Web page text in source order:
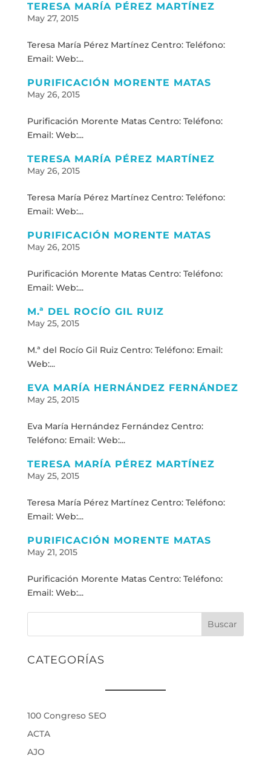
TERESA MARÍA PÉREZ MARTÍNEZ
May 27, 2015
Teresa María Pérez Martínez Centro: Teléfono:
Email: Web:...
PURIFICACIÓN MORENTE MATAS
May 26, 2015
Purificación Morente Matas Centro: Teléfono:
Email: Web:...
TERESA MARÍA PÉREZ MARTÍNEZ
May 26, 2015
Teresa María Pérez Martínez Centro: Teléfono:
Email: Web:...
PURIFICACIÓN MORENTE MATAS
May 26, 2015
Purificación Morente Matas Centro: Teléfono:
Email: Web:...
M.ª DEL ROCÍO GIL RUIZ
May 25, 2015
M.ª del Rocío Gil Ruiz Centro: Teléfono: Email:
Web:...
EVA MARÍA HERNÁNDEZ FERNÁNDEZ
May 25, 2015
Eva María Hernández Fernández Centro:
Teléfono: Email: Web:...
TERESA MARÍA PÉREZ MARTÍNEZ
May 25, 2015
Teresa María Pérez Martínez Centro: Teléfono:
Email: Web:...
PURIFICACIÓN MORENTE MATAS
May 21, 2015
Purificación Morente Matas Centro: Teléfono:
Email: Web:...
Buscar
CATEGORÍAS
100 Congreso SEO
ACTA
AJO